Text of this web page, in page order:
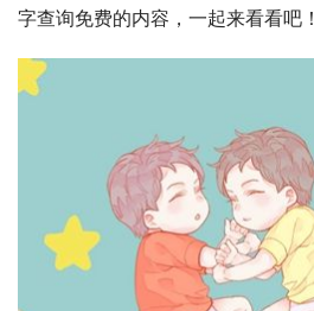
字查询免费的内容，一起来看看吧！